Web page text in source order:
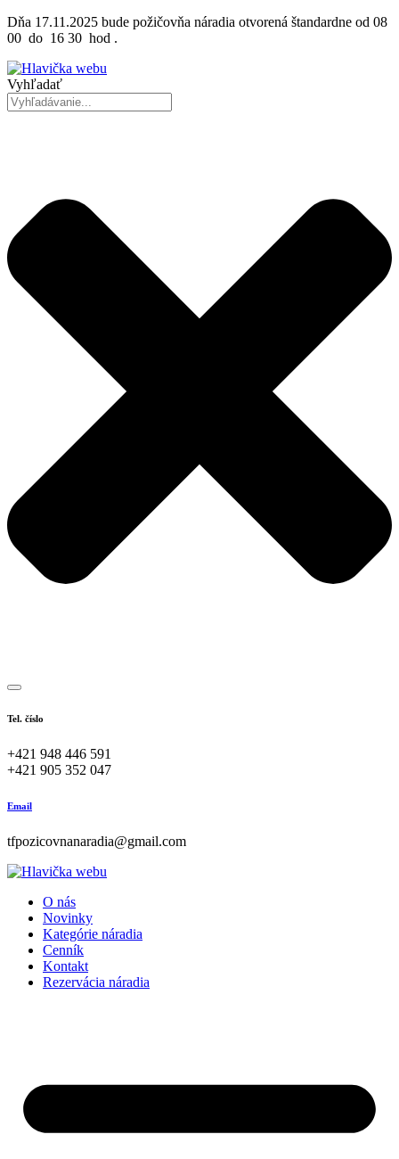
Preskočiť
na
Dňa 17.11.2025 bude požičovňa náradia otvorená štandardne od 08
00 do 16 30 hod .
Vyhľadať
Tel. číslo
+421 948 446 591
+421 905 352 047
Email
tfpozicovnanaradia@gmail.com
O nás
Novinky
Kategórie náradia
Cenník
Kontakt
Rezervácia náradia